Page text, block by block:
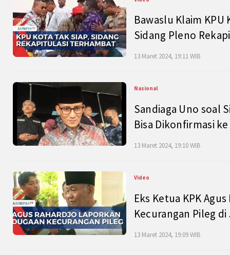
Bawaslu Klaim
Sidang Pleno
13 Maret 2024, 19:11 WIB
Nasional
Sandiaga Uno soal
Bisa Dikonfirmasi
13 Maret 2024, 19:10 WIB
Video
Eks Ketua KPK
Kecurangan Pileg
13 Maret 2024, 19:09 WIB